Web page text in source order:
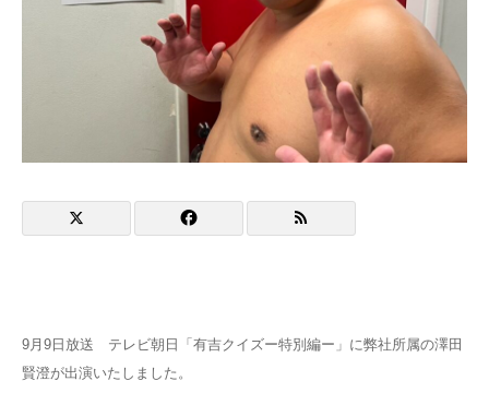
9月9日放送 テレビ朝日「有吉クイズー特別編ー」に弊社所属の澤田
賢澄が出演いたしました。
お問い合わせ
English